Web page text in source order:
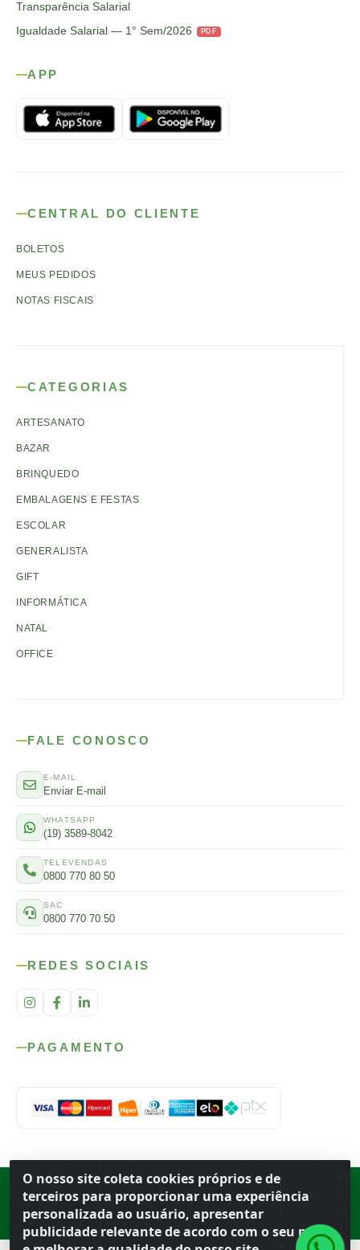
O nosso site coleta cookies próprios e de
terceiros para proporcionar uma experiência
personalizada ao usuário, apresentar
publicidade relevante de acordo com o seu perfil
Transparência Salarial
Igualdade Salarial — 1° Sem/2026
PDF
APP
CENTRAL DO CLIENTE
BOLETOS
MEUS PEDIDOS
NOTAS FISCAIS
CATEGORIAS
ARTESANATO
BAZAR
BRINQUEDO
EMBALAGENS E FESTAS
ESCOLAR
GENERALISTA
GIFT
INFORMÁTICA
NATAL
OFFICE
FALE CONOSCO
E-MAIL
Enviar E-mail
WHATSAPP
(19) 3589-8042
TELEVENDAS
0800 770 80 50
SAC
0800 770 70 50
REDES SOCIAIS
PAGAMENTO
Rod. SP-215, s/n, km 98 — Área Rural Porto Ferreira ·BR
· CEP
· CNPJ 56.679.863/0001-91
© 2026 Atacado Ideal